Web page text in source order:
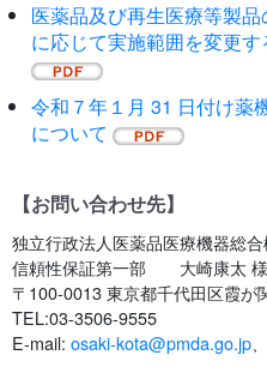
医薬品及び再生医療等製
に応じて実施範囲を変更
令和７年１月 31 日付け薬
について
【お問い合わせ先】
独立行政法人医薬品医療機器総
信頼性保証第一部 大崎康太 様
〒100-0013 東京都千代田区霞
TEL:03-3506-9555
E-mail: osaki-kota@pmda.go.jp、